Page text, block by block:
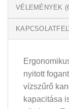
VÉLEMÉNYEK
nyitott
vízszűrő
kapacitása